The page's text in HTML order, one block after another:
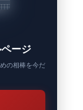
ージ
の相棒を今だ